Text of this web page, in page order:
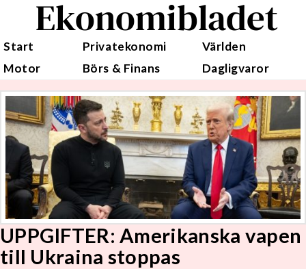
Ekonomibladet
Start Privatekonomi
Världen
Motor
Börs & Finans Dagligvaror
UPPGIFTER: Amerikanska vapen
till Ukraina stoppas